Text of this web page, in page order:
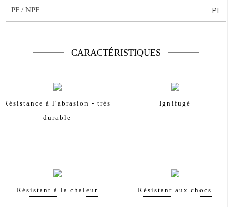
PF / NPF PF
CARACTÉRISTIQUES
Résistance à l'abrasion - très
durable
Ignifugé
Résistant à la chaleur Résistant aux chocs